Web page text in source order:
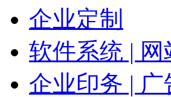
企业定制
软件系统 | 网
企业印务 | 广